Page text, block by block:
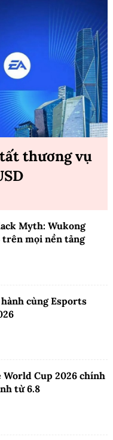
thương vụ
Myth: Wukong
trên mọi nền tảng
cùng Esports
World Cup 2026 chính
từ 6.8